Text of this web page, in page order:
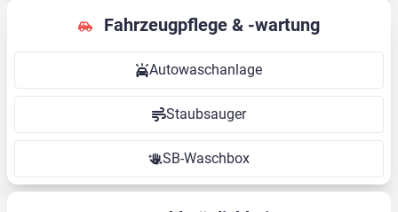
Fahrzeugpflege & -wartung
Autowaschanlage
Staubsauger
SB-Waschbox